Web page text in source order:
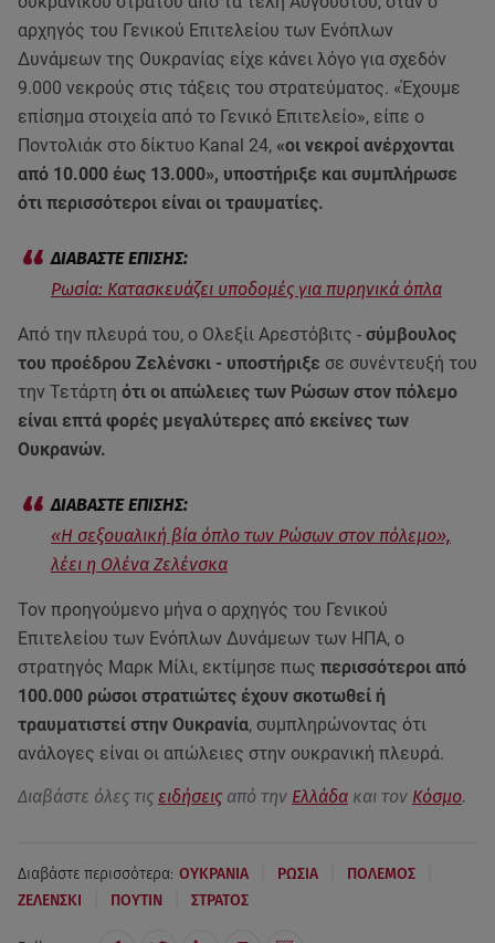
αρχηγός του Γενικού Επιτελείου των Ενόπλων
Δυνάμεων της Ουκρανίας είχε κάνει λόγο για σχεδόν
9.000 νεκρούς στις τάξεις του στρατεύματος. «Έχουμε
επίσημα στοιχεία από το Γενικό Επιτελείο», είπε ο
Ποντολιάκ στο δίκτυο Kanal 24, «οι νεκροί ανέρχονται
από 10.000 έως 13.000», υποστήριξε και συμπλήρωσε
ότι περισσότεροι είναι οι τραυματίες.
Ρωσία: Κατασκευάζει υποδομές για πυρηνικά όπλα
Από την πλευρά του, ο Ολεξίι Αρεστόβιτς - σύμβουλος
του προέδρου Ζελένσκι - υποστήριξε σε συνέντευξή του
την Τετάρτη ότι οι απώλειες των Ρώσων στον πόλεμο
είναι επτά φορές μεγαλύτερες από εκείνες των
Ουκρανών.
«Η σεξουαλική βία όπλο των Ρώσων στον πόλεμο»,
λέει η Ολένα Ζελένσκα
Τον προηγούμενο μήνα ο αρχηγός του Γενικού
Επιτελείου των Ενόπλων Δυνάμεων των ΗΠΑ, ο
στρατηγός Μαρκ Μίλι, εκτίμησε πως περισσότεροι από
100.000 ρώσοι στρατιώτες έχουν σκοτωθεί ή
τραυματιστεί στην Ουκρανία, συμπληρώνοντας ότι
ανάλογες είναι οι απώλειες στην ουκρανική πλευρά.
Διαβάστε όλες τις ειδήσεις από την Ελλάδα και τον Κόσμο.
Διαβάστε περισσότερα: ΟΥΚΡΑΝΙΑ ΡΩΣΙΑ ΠΟΛΕΜΟΣ
ΖΕΛΕΝΣΚΙ ΠΟΥΤΙΝ ΣΤΡΑΤΟΣ